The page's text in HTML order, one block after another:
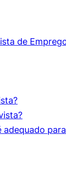
de
adequado